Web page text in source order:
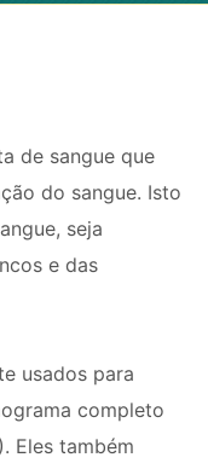
de sangue que
do sangue. Isto
seja
e das
usados ​​para
completo
Eles também